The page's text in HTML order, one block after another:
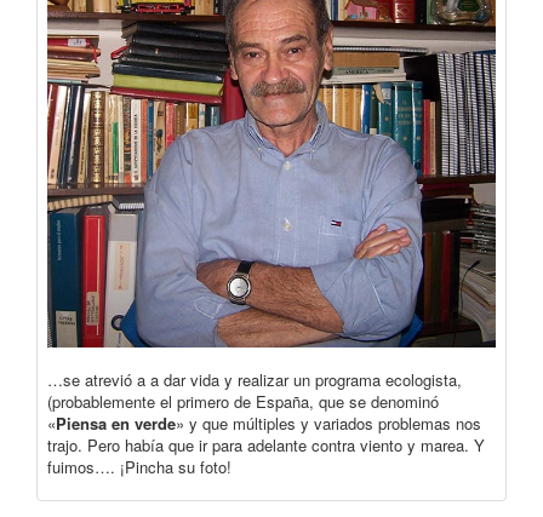
…se atrevió a a dar vida y realizar un programa ecologista,
(probablemente el primero de España, que se denominó
«Piensa en verde» y que múltiples y variados problemas nos
trajo. Pero había que ir para adelante contra viento y marea. Y
fuimos…. ¡Pincha su foto!